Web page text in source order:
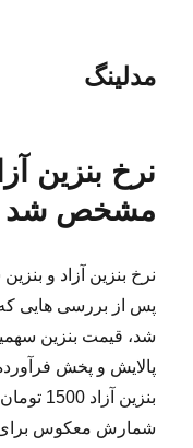
مدلینگ
نرخ بنزین
مشخص شد
نرخ بنزین آزاد و
پس از بررسی هایی که
شد، قیمت بنزین
پالایش و پخش
بنزین
شمارش معکوس برای